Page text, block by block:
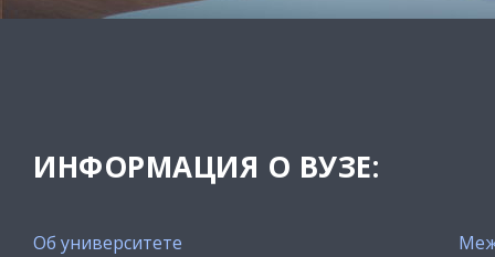
ИНФОРМАЦИЯ О ВУЗЕ:
Об университете